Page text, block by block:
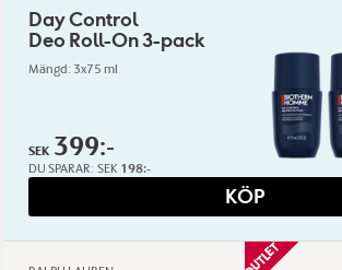
Day Control
Deo Roll-On 3-pack
Mängd: 3x75 ml
SEK 399:-
DU SPARAR: SEK 198:-
KÖP